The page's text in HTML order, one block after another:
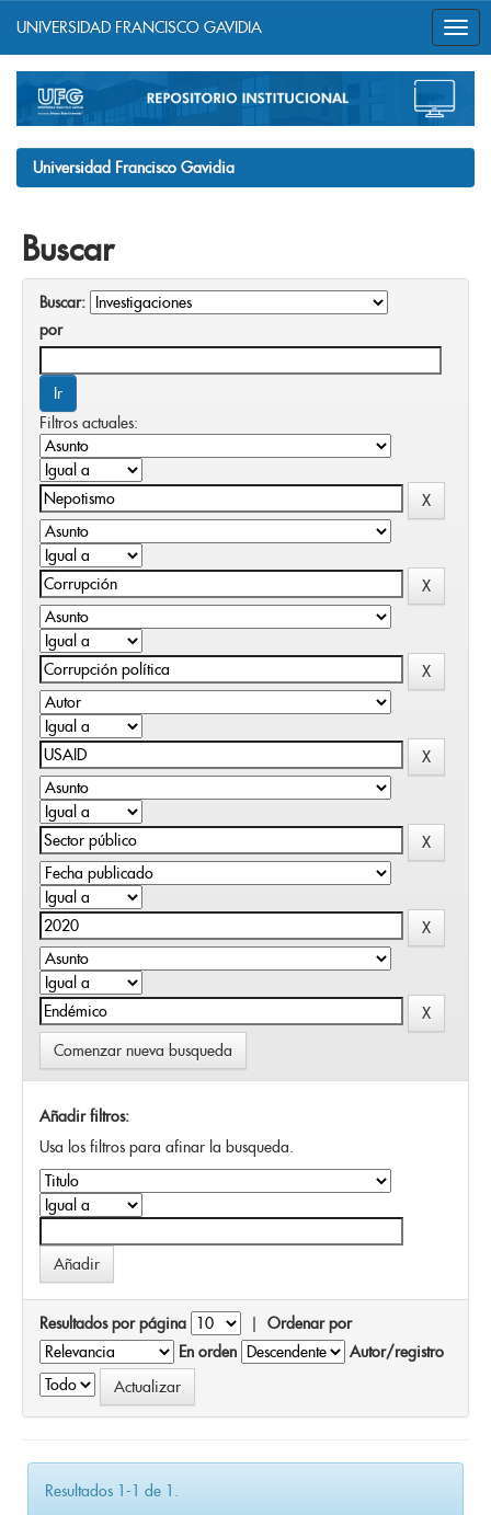
navigation
UNIVERSIDAD FRANCISCO GAVIDIA
Universidad Francisco Gavidia
Buscar
Buscar:
por
Filtros actuales:
Comenzar nueva busqueda
Añadir filtros:
Usa los filtros para afinar la busqueda.
Resultados por página | Ordenar por
En orden
Autor/registro
Resultados 1-1 de 1.